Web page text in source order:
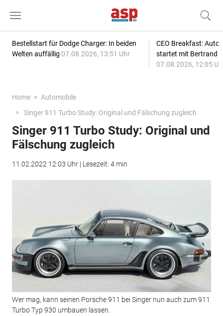
Bestellstart für Dodge Charger: In beiden
Welten auffällig 07.08.2026, 13:51 Uhr
CEO Breakfast:
startet mit Bertrand
07.08.2026, 12:05
Home
Automobile
Singer 911 Turbo Study: Original und Fälschung zugleich
Singer 911 Turbo Study: Original und
Fälschung zugleich
11.02.2022 12:03 Uhr | Lesezeit: 4 min
Wer mag, kann seinen Porsche 911 bei Singer nun auch zum 911
Turbo Typ 930 umbauen lassen.